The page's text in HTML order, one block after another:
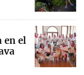
en el